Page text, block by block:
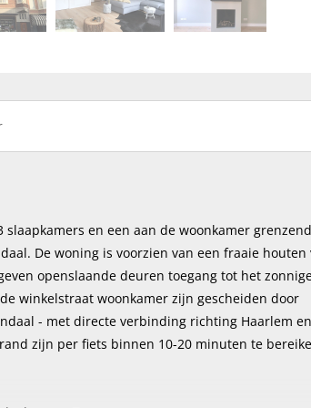
en een aan de woonkamer grenzend
De woning is voorzien van een fraaie houten
openslaande deuren toegang tot het
winkelstraat woonkamer zijn gescheiden door
- met directe verbinding richting Haarlem en
zijn per fiets binnen 10-20 minuten te